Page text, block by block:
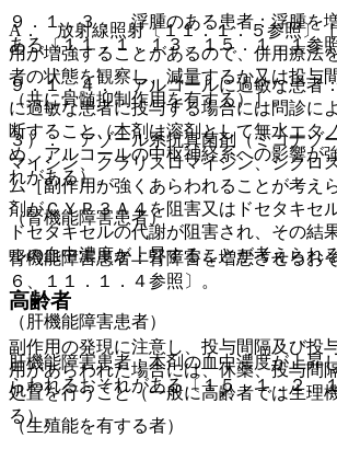
A． 放射線照射〔１１．１．５参照〕
用が増強することがあるので、併用療法
者の状態を観察し、減量するか又は投与
（共に骨髄抑制作用を有する）］。
３）． アゾール系抗真菌剤（ミコナゾ
マイシン、クラリスロマイシン、シクロ
ム［副作用が強くあらわれることが考え
剤がＣＹＰ３Ａ４を阻害又はドセタキセ
ドセタキセルの代謝が阻害され、その結
ルの血中濃度が上昇することが考えられ
高齢者
副作用の発現に注意し、投与間隔及び投
用があらわれた場合には、休薬、投与間
処置を行うこと（一般に高齢者では生理
る）。
９．１．３． 浮腫のある患者：浮腫を
ある〔１１．１．１３、１５．１．１参
９．１．４． アルコールに過敏な患者
に過敏な患者に投与する場合には問診に
断すること（本剤は溶剤として無水エタ
め、アルコールの中枢神経系への影響が
れがある）。
（腎機能障害患者）
腎機能障害患者：腎障害を増悪させるお
６、１１．１．４参照〕。
（肝機能障害患者）
肝機能障害患者：本剤の血中濃度が上昇
らわれるおそれがある〔１５．１．２、
（生殖能を有する者）